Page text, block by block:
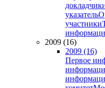
указатель
участники
2009 (16)
2009 (16)
Первое